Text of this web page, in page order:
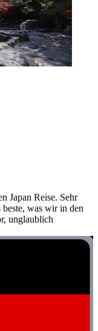
Japan Reise. Sehr
beste, was wir in den
unglaublich